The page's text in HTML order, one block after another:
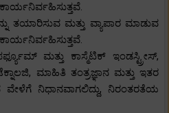
ತಯಾರಿಸುವ ಮತ್ತು ವ್ಯಾಪಾರ ಮಾಡುವ
ಮತ್ತು ಕಾಸ್ಮೆಟಿಕ್ ಇಂಡಸ್ಟ್ರೀಸ್,
ಮಾಹಿತಿ ತಂತ್ರಜ್ಞಾನ ಮತ್ತು ಇತರ
ವೇಳೆಗೆ ನಿಧಾನವಾಗಲಿದ್ದು, ನಿರಂತರತೆಯ